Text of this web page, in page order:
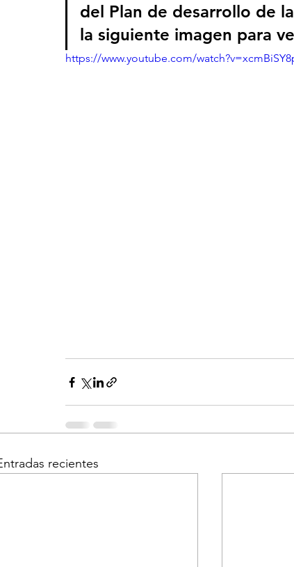
del Plan de desarrollo de
la siguiente imagen para
https://www.youtube.com/
recientes